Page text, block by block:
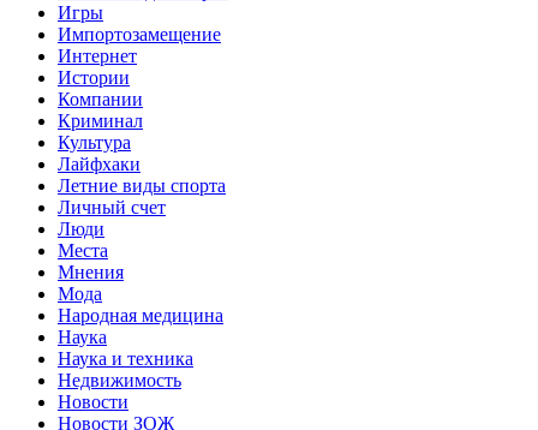
Игры
Импортозамещение
Интернет
Истории
Компании
Криминал
Культура
Лайфхаки
Летние виды спорта
Личный счет
Люди
Места
Мнения
Мода
Народная медицина
Наука
Наука и техника
Недвижимость
Новости
Новости ЗОЖ